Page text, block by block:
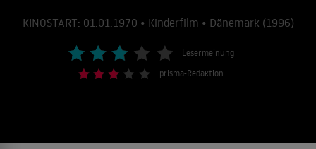
KINOSTART: 01.01.1970 • Kinderfilm • Dänemark (1996)
Lesermeinung
prisma-Redaktion